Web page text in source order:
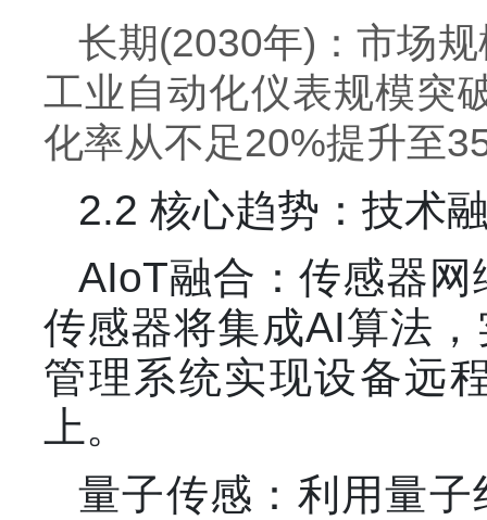
长期(2030年)：市场
工业自动化仪表规模突
化率从不足20%提升至
2.2 核心趋势：技术
AIoT融合：传感器
传感器将集成AI算法
管理系统实现设备远
上。
量子传感：利用量